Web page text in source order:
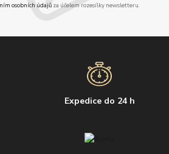
osobních údajůza účelem rozesílky newsletteru.
Expedice do 24 h